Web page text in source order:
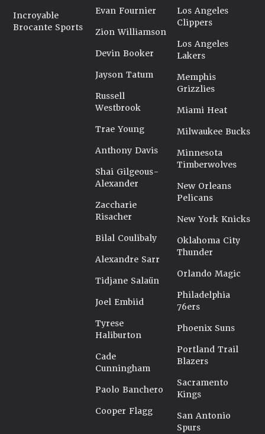
Incroyable
Brocante Sports
Evan Fournier
Zion Williamson
Devin Booker
Jayson Tatum
Russell
Westbrook
Trae Young
Anthony Davis
Shai Gilgeous-
Alexander
Zaccharie
Risacher
Bilal Coulibaly
Alexandre Sarr
Tidjane Salaün
Joel Embiid
Tyrese
Haliburton
Cade
Cunningham
Paolo Banchero
Cooper Flagg
Los Angeles
Clippers
Los Angeles
Lakers
Memphis
Grizzlies
Miami Heat
Milwaukee Bucks
Minnesota
Timberwolves
New Orleans
Pelicans
New York Knicks
Oklahoma City
Thunder
Orlando Magic
Philadelphia
76ers
Phoenix Suns
Portland Trail
Blazers
Sacramento
Kings
San Antonio
Spurs